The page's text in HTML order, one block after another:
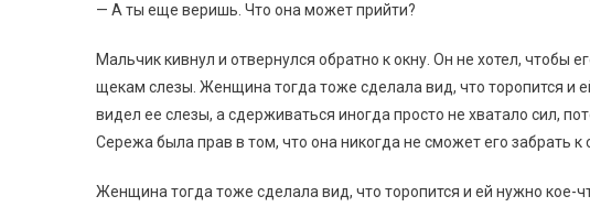
— А ты еще веришь. Что она может прийти?
Мальчик кивнул и отвернулся обратно к окну. Он не хотел, чтобы
щекам слезы. Женщина тогда тоже сделала вид, что торопится и
видел ее слезы, а сдерживаться иногда просто не хватало сил,
Сережа была прав в том, что она никогда не сможет его забрать к
Женщина тогда тоже сделала вид, что торопится и ей нужно кое-